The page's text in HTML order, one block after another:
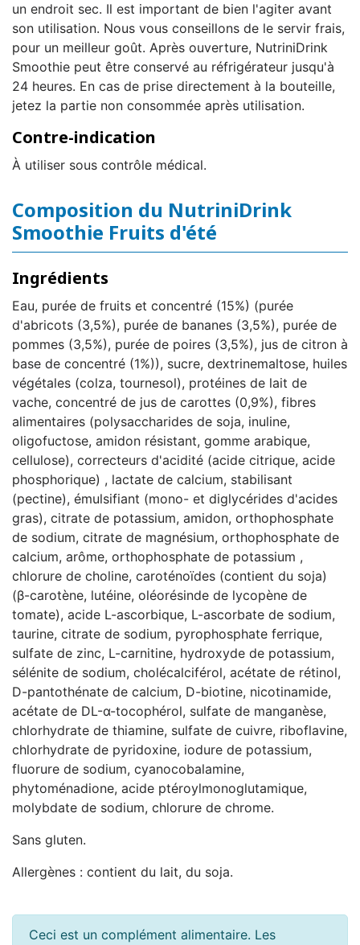
un endroit sec. Il est important de bien l'agiter avant
son utilisation. Nous vous conseillons de le servir frais,
pour un meilleur goût. Après ouverture, NutriniDrink
Smoothie peut être conservé au réfrigérateur jusqu'à
24 heures. En cas de prise directement à la bouteille,
jetez la partie non consommée après utilisation.
Contre-indication
À utiliser sous contrôle médical.
Composition du NutriniDrink
Smoothie Fruits d'été
Ingrédients
Eau, purée de fruits et concentré (15%) (purée
d'abricots (3,5%), purée de bananes (3,5%), purée de
pommes (3,5%), purée de poires (3,5%), jus de citron à
base de concentré (1%)), sucre, dextrinemaltose, huiles
végétales (colza, tournesol), protéines de lait de
vache, concentré de jus de carottes (0,9%), fibres
alimentaires (polysaccharides de soja, inuline,
oligofuctose, amidon résistant, gomme arabique,
cellulose), correcteurs d'acidité (acide citrique, acide
phosphorique) , lactate de calcium, stabilisant
(pectine), émulsifiant (mono- et diglycérides d'acides
gras), citrate de potassium, amidon, orthophosphate
de sodium, citrate de magnésium, orthophosphate de
calcium, arôme, orthophosphate de potassium ,
chlorure de choline, caroténoïdes (contient du soja)
(β-carotène, lutéine, oléorésinde de lycopène de
tomate), acide L-ascorbique, L-ascorbate de sodium,
taurine, citrate de sodium, pyrophosphate ferrique,
sulfate de zinc, L-carnitine, hydroxyde de potassium,
sélénite de sodium, cholécalciférol, acétate de rétinol,
D-pantothénate de calcium, D-biotine, nicotinamide,
acétate de DL-α-tocophérol, sulfate de manganèse,
chlorhydrate de thiamine, sulfate de cuivre, riboflavine,
chlorhydrate de pyridoxine, iodure de potassium,
fluorure de sodium, cyanocobalamine,
phytoménadione, acide ptéroylmonoglutamique,
molybdate de sodium, chlorure de chrome.
Sans gluten.
Allergènes : contient du lait, du soja.
Ceci est un complément alimentaire. Les